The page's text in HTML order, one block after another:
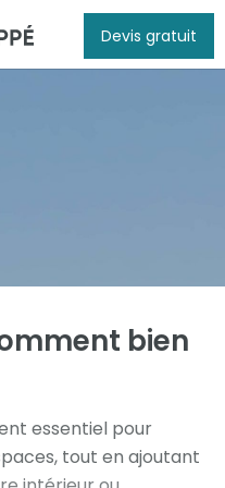
Devis gratuit
bien
essentiel pour
tout en ajoutant